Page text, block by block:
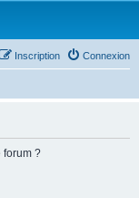
Connexion
Inscription
forum ?